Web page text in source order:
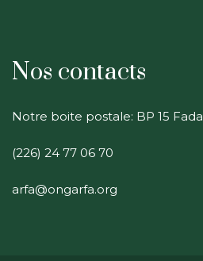
Nos contacts
Notre boite postale: BP 15 Fada
(226) 24 77 06 70
arfa@ongarfa.org